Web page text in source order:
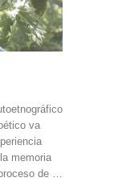
va
memoria
de …